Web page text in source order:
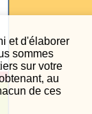
et d'élaborer
sommes
sur votre
au
de ces